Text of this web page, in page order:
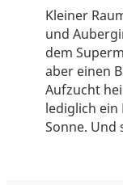
Kleiner
und
dem
aber einen
Aufzucht
lediglich ein
Sonne. Und